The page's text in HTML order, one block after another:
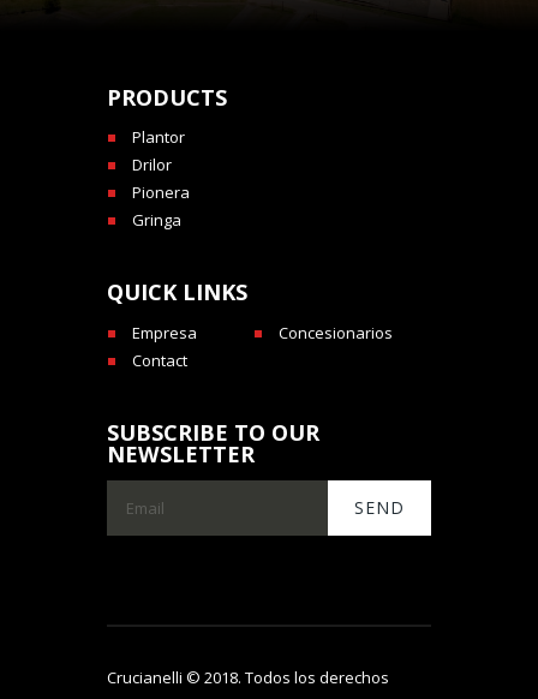
PRODUCTS
Plantor
Drilor
Pionera
Gringa
QUICK LINKS
Empresa
Concesionarios
Contact
SUBSCRIBE TO OUR
NEWSLETTER
Crucianelli © 2018. Todos los derechos